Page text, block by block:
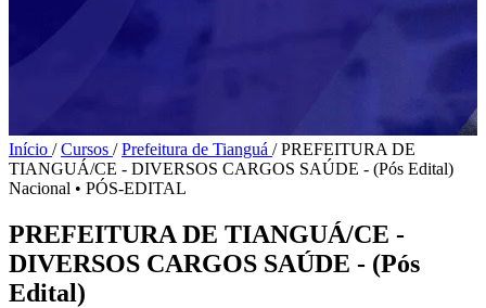
Início / Cursos / Prefeitura de Tianguá / PREFEITURA DE
TIANGUÁ/CE - DIVERSOS CARGOS SAÚDE - (Pós Edital)
Nacional • PÓS-EDITAL
PREFEITURA DE TIANGUÁ/CE -
DIVERSOS CARGOS SAÚDE - (Pós
Edital)